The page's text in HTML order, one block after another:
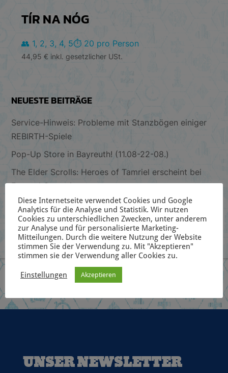
TÍR NA NÓG
👥 1, 2, 3, 4, 5⏱️ 20 pro Person
44,95€ inkl. gesetzlicher USt.
NEUESTE BEITRÄGE
Service-Hinweis: Probleme mit Stanzbögen einiger
REBIRTH-Spiele
Pop-Up Store in Bayreuth! (11.08-22-08.)
The Elder Scrolls: Heroes of Tamriel erscheint bei
Frosted Games!
Schreibtischblick 144
Vorbestellaktion zu Star Trek Captain’s Chair Wave 2
UNSER NEWSLETTER
Diese Internetseite verwendet Cookies und Google
Analytics für die Analyse und Statistik. Wir nutzen
Cookies zu unterschiedlichen Zwecken, unter anderem
zur Analyse und für personalisierte Marketing-
Mitteilungen. Durch die weitere Nutzung der Website
stimmen Sie der Verwendung zu. Mit "Akzeptieren"
stimmen sie der Verwendung aller Cookies zu.
Einstellungen Akzeptieren